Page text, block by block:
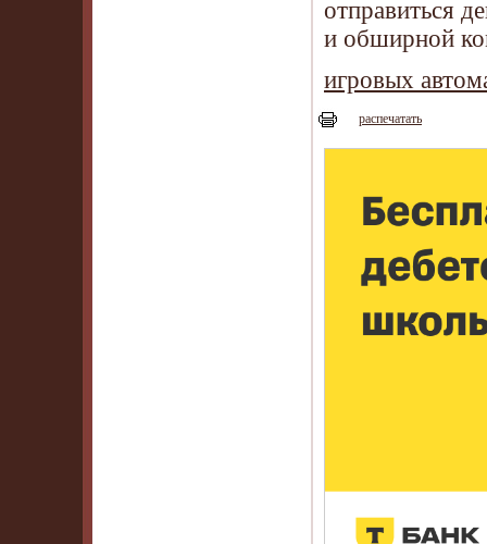
отправиться
и обширной
игровых
распечатать